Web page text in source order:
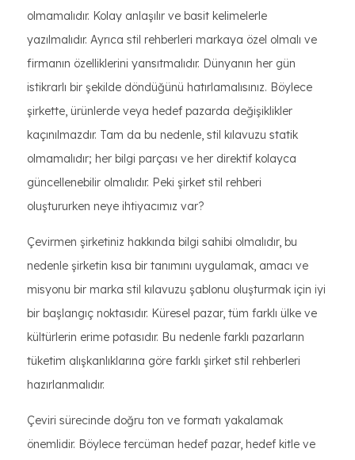
olmamalıdır. Kolay anlaşılır ve basit kelimelerle
yazılmalıdır. Ayrıca stil rehberleri markaya özel olmalı ve
firmanın özelliklerini yansıtmalıdır. Dünyanın her gün
istikrarlı bir şekilde döndüğünü hatırlamalısınız. Böylece
şirkette, ürünlerde veya hedef pazarda değişiklikler
kaçınılmazdır. Tam da bu nedenle, stil kılavuzu statik
olmamalıdır; her bilgi parçası ve her direktif kolayca
güncellenebilir olmalıdır. Peki şirket stil rehberi
oluştururken neye ihtiyacımız var?
Çevirmen şirketiniz hakkında bilgi sahibi olmalıdır, bu
nedenle şirketin kısa bir tanımını uygulamak, amacı ve
misyonu bir marka stil kılavuzu şablonu oluşturmak için iyi
bir başlangıç noktasıdır. Küresel pazar, tüm farklı ülke ve
kültürlerin erime potasıdır. Bu nedenle farklı pazarların
tüketim alışkanlıklarına göre farklı şirket stil rehberleri
hazırlanmalıdır.
Çeviri sürecinde doğru ton ve formatı yakalamak
önemlidir. Böylece tercüman hedef pazar, hedef kitle ve